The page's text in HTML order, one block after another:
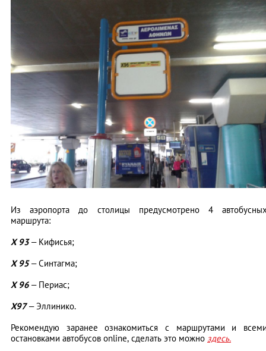
Из аэропорта до столицы предусмотрено 4
маршрута:
Х 93– Кифисья;
Х 95– Синтагма;
Х 96 – Периас;
Х97– Эллинико.
Рекомендую заранее ознакомиться с маршрутами и
остановками автобусов online, сделать это можно здесь.